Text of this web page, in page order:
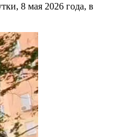
8 мая 2026 года, в